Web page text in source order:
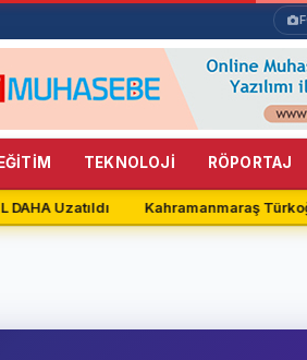
TEKNOLOJİ RÖPORTAJ
Uzatıldı Kahramanmaraş